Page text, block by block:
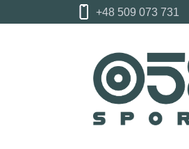
+48 509 073 731